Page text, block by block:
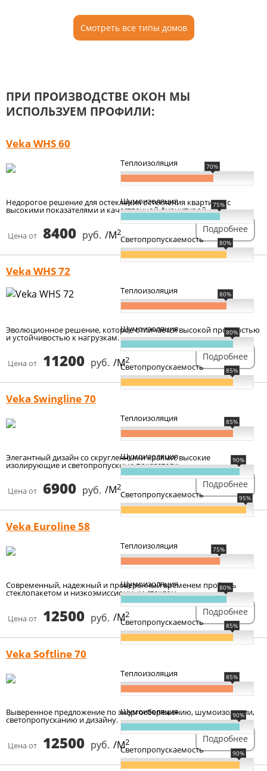
Смотреть все типы домов
ПРИ ПРОИЗВОДСТВЕ ОКОН МЫ
ИСПОЛЬЗУЕМ ПРОФИЛИ:
Veka WHS 60
Недорогое решение для остекления остекления квартиры, с
высокими показателями и качественной фурнитурой.
Цена от 8400 руб. /М2
Теплоизоляция 70%
Шумоизоляция 75%
Светопропускаемость 80%
Подробнее
Veka WHS 72
Эволюционное решение, которое отличается высокой прочностью
и устойчивостью к нагрузкам.
Цена от 11200 руб. /М2
Теплоизоляция 80%
Шумоизоляция 80%
Светопропускаемость 85%
Подробнее
Veka Swingline 70
Элегантный дизайн со скругленными краями, высокие
изолирующие и светопропускные показатели.
Цена от 6900 руб. /М2
Теплоизоляция 85%
Шумоизоляция 90%
Светопропускаемость 95%
Подробнее
Veka Euroline 58
Современный, надежный и проверенный временем профиль
стеклопакетом и низкоэмиссионным стеклом.
Цена от 12500 руб. /М2
Теплоизоляция 75%
Шумоизоляция 80%
Светопропускаемость 85%
Подробнее
Veka Softline 70
Выверенное предложение по энергосбережению, шумоизоляции,
светопропусканию и дизайну.
Цена от 12500 руб. /М2
Теплоизоляция 85%
Шумоизоляция 90%
Светопропускаемость 90%
Подробнее